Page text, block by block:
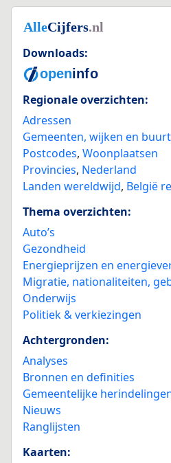
Downloads:
Regionale overzichten:
Adressen
Gemeenten, wijken en
Postcodes, Woonplaatsen
Provincies, Nederland
Landen wereldwijd, België
Thema overzichten:
Auto’s
Gezondheid
Energieprijzen en
Migratie, nationaliteiten,
Onderwijs
Politiek & verkiezingen
Achtergronden:
Analyses
Bronnen en definities
Gemeentelijke
Nieuws
Ranglijsten
Kaarten: